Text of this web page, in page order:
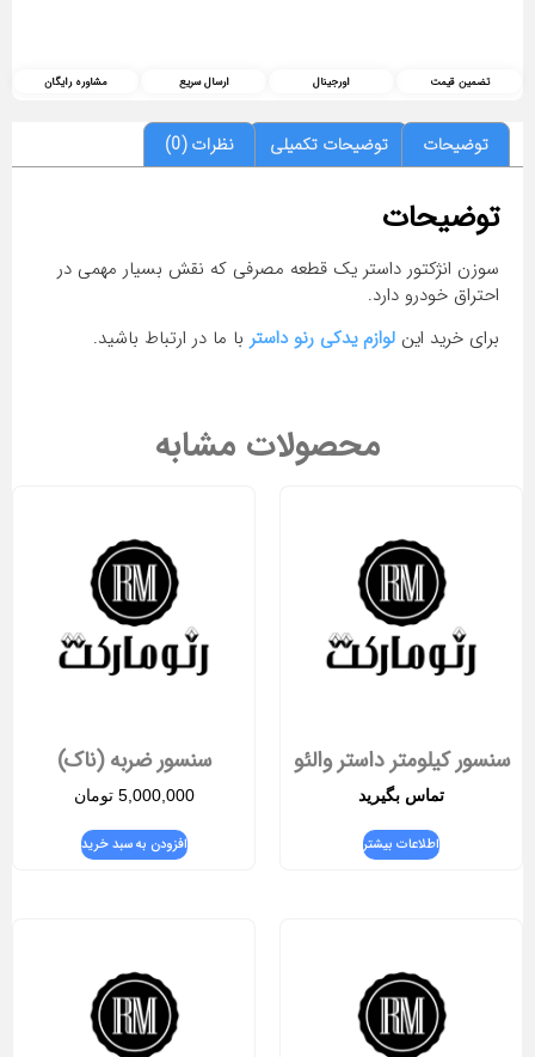
تضمین قیمت اورجینال ارسال سریع مشاوره رایگان
توضیحات توضیحات تکمیلی نظرات (0)
توضیحات
سوزن انژکتور داستر یک قطعه مصرفی که نقش بسیار مهمی در
احتراق خودرو دارد.
برای خرید این لوازم یدکی رنو داستر با ما در ارتباط باشید.
محصولات مشابه
سنسور کیلومتر داستر والئو
تماس بگیرید
اطلاعات بیشتر
سنسور ضربه (ناک)
5,000,000 تومان
افزودن به سبد خرید